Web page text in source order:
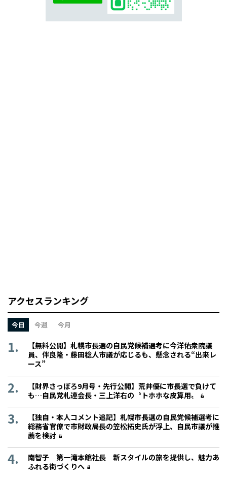
アクセスランキング
今日 今週 今月
【無料公開】札幌市長選の自民党候補選考に今洋佑衆院議
員、伴良隆・藤田稔人市議が応じるも、懸念される“出来レ
ース”
【財界さっぽろ9月号・先行公開】荒井優に市長選で負けて
も…自民党札連会長・三上洋右の〝トホホな皮算用〟
【独自・本人コメント追記】札幌市長選の自民党候補選考に
総務省官僚で市財政局長の笠松拓史氏が浮上、自民市議が推
薦を検討
南智子 第一滝本館社長 新スタイルの旅を提供し、魅力あ
ふれる街づくりへ